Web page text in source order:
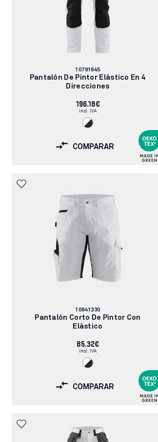
Número
de
artículo:
10791645
Pantalón De Pintor Elástico En 4
Direcciones
196.18€
incl. IVA
COMPARAR
Número
artículo:
10941330
Pantalón Corto De Pintor Con
Elástico
85.32€
incl. IVA
COMPARAR